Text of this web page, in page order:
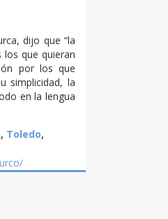
dijo que “la
que quieran
por los que
simplicidad, la
en la lengua
, Toledo,